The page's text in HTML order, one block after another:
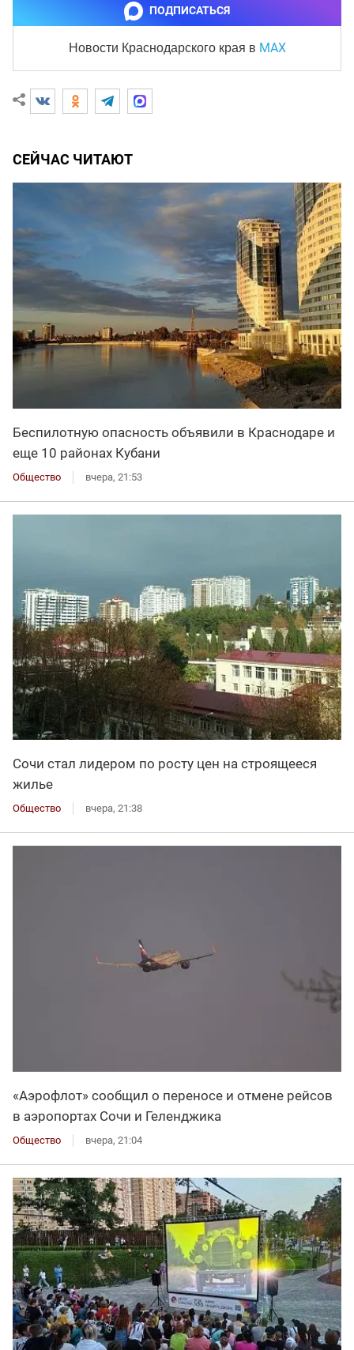
ПОДПИСАТЬСЯ
Новости Краснодарского края в MAX
СЕЙЧАС ЧИТАЮТ
Беспилотную опасность объявили в Краснодаре и
еще 10 районах Кубани
Общество вчера, 21:53
Сочи стал лидером по росту цен на строящееся
жилье
Общество вчера, 21:38
«Аэрофлот» сообщил о переносе и отмене рейсов
в аэропортах Сочи и Геленджика
Общество вчера, 21:04